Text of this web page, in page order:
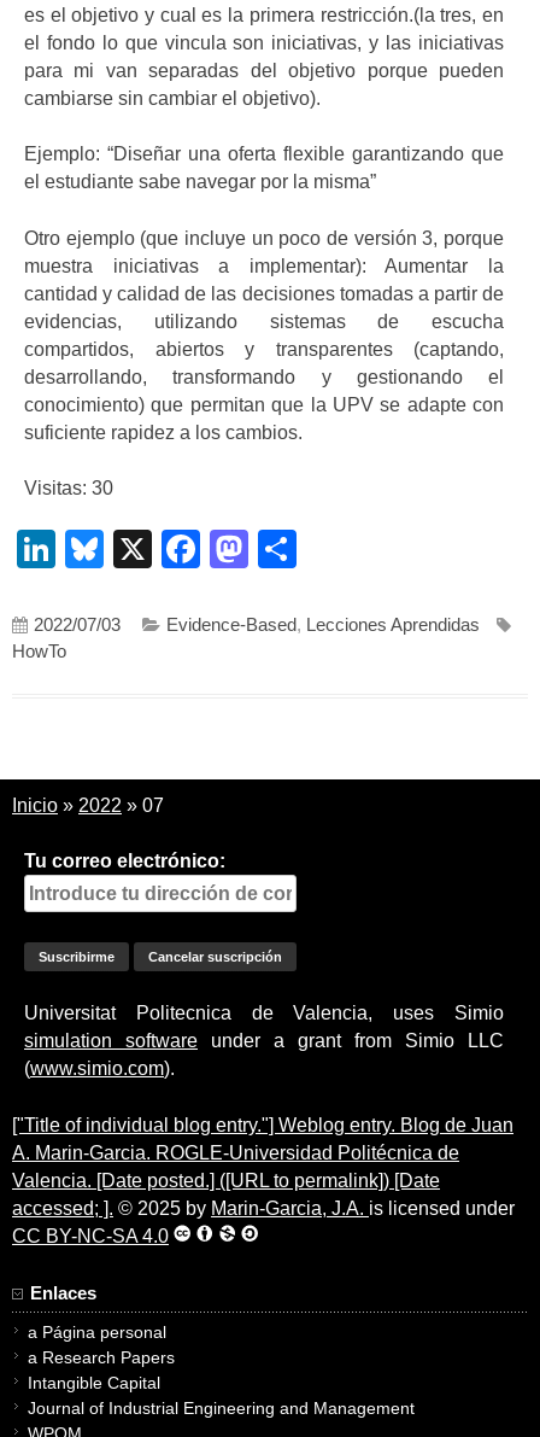
es el objetivo y cual es la primera restricción.(la tres, en
el fondo lo que vincula son iniciativas, y las iniciativas
para mi van separadas del objetivo porque pueden
cambiarse sin cambiar el objetivo).
Ejemplo: “Diseñar una oferta flexible garantizando que
el estudiante sabe navegar por la misma”
Otro ejemplo (que incluye un poco de versión 3, porque
muestra iniciativas a implementar): Aumentar la
cantidad y calidad de las decisiones tomadas a partir de
evidencias, utilizando sistemas de escucha
compartidos, abiertos y transparentes (captando,
desarrollando, transformando y gestionando el
conocimiento) que permitan que la UPV se adapte con
suficiente rapidez a los cambios.
Visitas: 30
LinkedIn
Bluesky
X Facebook
Mastodon
2022/07/03 Evidence-Based, Lecciones Aprendidas
HowTo
Inicio » 2022 » 07
Tu correo electrónico:
Universitat Politecnica de Valencia, uses Simio
simulation software under a grant from Simio LLC
(www.simio.com).
["Title of individual blog entry."] Weblog entry. Blog de Juan
A. Marin-Garcia. ROGLE-Universidad Politécnica de
Valencia. [Date posted.] ([URL to permalink]) [Date
accessed; ]. © 2025 by Marin-Garcia, J.A. is licensed under
CC BY-NC-SA 4.0
Enlaces
a Página personal
a Research Papers
Intangible Capital
Journal of Industrial Engineering and Management